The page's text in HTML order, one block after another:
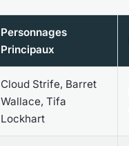
Personnages
Principaux
Cloud Strife, Barret
Wallace, Tifa
Lockhart